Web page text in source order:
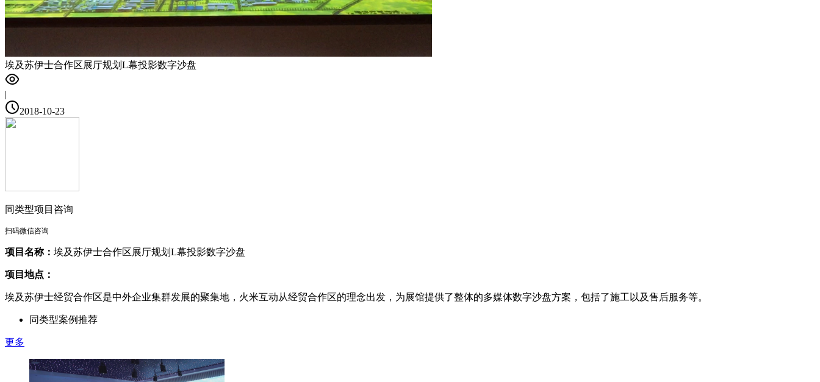
埃及苏伊士合作区展厅规划L幕投影数字沙盘
|
2018-10-23
同类型项目咨询
扫码微信咨询
项目名称： 埃及苏伊士合作区展厅规划L幕投影数字沙盘
项目地点：
埃及苏伊士经贸合作区是中外企业集群发展的聚集地，火米互动从经贸合作区的理念出发，为展馆提供了整体的多媒体数字沙盘方案，包括了施工以及售后服务等。
同类型案例推荐
更多